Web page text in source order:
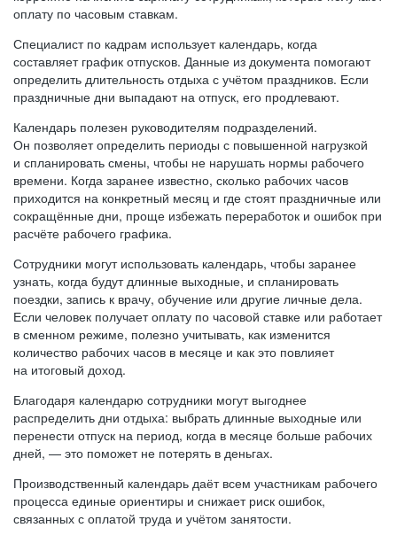
оплату по часовым ставкам.
Специалист по кадрам использует календарь, когда
составляет график отпусков. Данные из документа помогают
определить длительность отдыха с учётом праздников. Если
праздничные дни выпадают на отпуск, его продлевают.
Календарь полезен руководителям подразделений.
Он позволяет определить периоды с повышенной нагрузкой
и спланировать смены, чтобы не нарушать нормы рабочего
времени. Когда заранее известно, сколько рабочих часов
приходится на конкретный месяц и где стоят праздничные или
сокращённые дни, проще избежать переработок и ошибок при
расчёте рабочего графика.
Сотрудники могут использовать календарь, чтобы заранее
узнать, когда будут длинные выходные, и спланировать
поездки, запись к врачу, обучение или другие личные дела.
Если человек получает оплату по часовой ставке или работает
в сменном режиме, полезно учитывать, как изменится
количество рабочих часов в месяце и как это повлияет
на итоговый доход.
Благодаря календарю сотрудники могут выгоднее
распределить дни отдыха: выбрать длинные выходные или
перенести отпуск на период, когда в месяце больше рабочих
дней, — это поможет не потерять в деньгах.
Производственный календарь даёт всем участникам рабочего
процесса единые ориентиры и снижает риск ошибок,
связанных с оплатой труда и учётом занятости.